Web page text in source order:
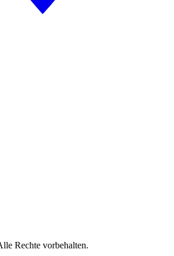
Rechte vorbehalten.